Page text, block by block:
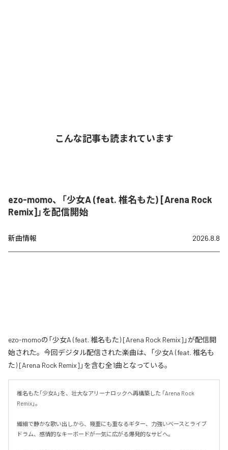
こんな記事も読まれています
ezo-momo、「少女A (feat. 椎名もた) [Arena Rock
Remix]」を配信開始
新曲情報 2026.8.8
ezo-momoの「少女A (feat. 椎名もた) [Arena Rock Remix]」が配信開
始された。今回デジタル配信された楽曲は、「少女A (feat. 椎名も
た) [Arena Rock Remix]」を含む全1曲となっている。
椎名もた「少女A」を、壮大なアリーナロックへ再構築した 「Arena Rock
Remix」。
繊細で静かな歌い出しから、幾重にも重なるギター、力強いベースとライブ
ドラム、感情的なキーボードが一気に広がる爆発的なサビへ。